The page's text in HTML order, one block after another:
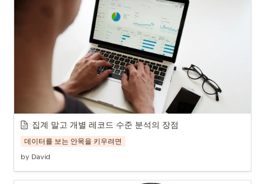
집계 말고 개별 레코드 수준 분석의 장점
데이터를 보는 안목을 키우려면
by David